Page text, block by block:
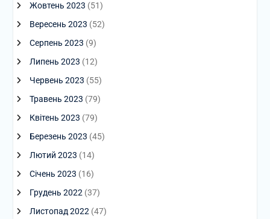
Жовтень 2023 (51)
Вересень 2023 (52)
Серпень 2023 (9)
Липень 2023 (12)
Червень 2023 (55)
Травень 2023 (79)
Квітень 2023 (79)
Березень 2023 (45)
Лютий 2023 (14)
Січень 2023 (16)
Грудень 2022 (37)
Листопад 2022 (47)